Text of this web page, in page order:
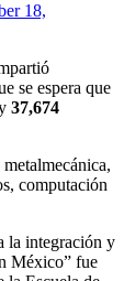
18,
se espera que
37,674
computación
la integración y
México” fue